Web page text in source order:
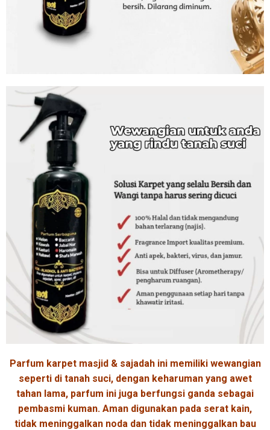
Parfum karpet masjid & sajadah ini memiliki wewangian
seperti di tanah suci, dengan keharuman yang awet
tahan lama, parfum ini juga berfungsi ganda sebagai
pembasmi kuman. Aman digunakan pada serat kain,
tidak meninggalkan noda dan tidak meninggalkan bau